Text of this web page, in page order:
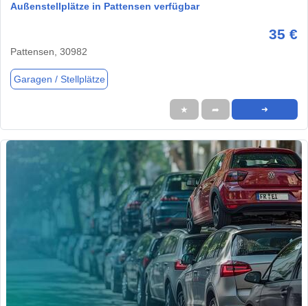
Außenstellplätze in Pattensen verfügbar
35 €
Pattensen, 30982
Garagen / Stellplätze
★ ➦ ➜